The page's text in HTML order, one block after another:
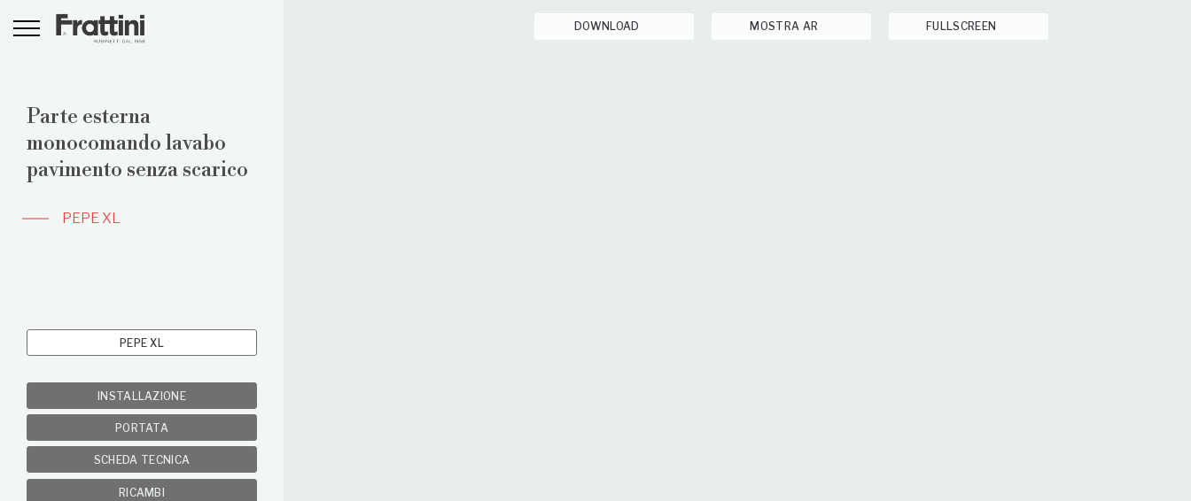
DOWNLOAD MOSTRA AR FULLSCREEN
Parte esterna
monocomando lavabo
pavimento senza scarico
PEPE XL
PEPE XL
INSTALLAZIONE
PORTATA
SCHEDA TECNICA
RICAMBI